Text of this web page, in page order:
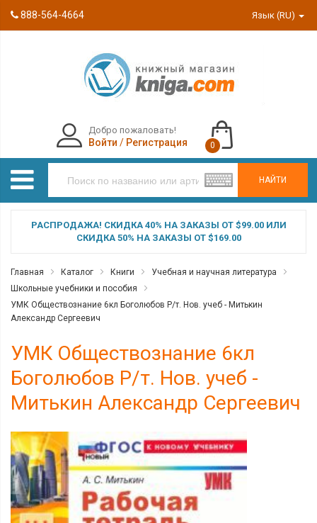
888-564-4664 Язык (RU)
НАЙТИ
Добро пожаловать!
Войти / Регистрация 0
РАСПРОДАЖА! СКИДКА 40% НА ЗАКАЗЫ ОТ $99.00 ИЛИ
СКИДКА 50% НА ЗАКАЗЫ ОТ $169.00
Главная Каталог Книги
Учебная и научная литература
Школьные учебники и пособия
УМК Обществознание 6кл Боголюбов Р/т. Нов. учеб - Митькин
Александр Сергеевич
УМК Обществознание 6кл
Боголюбов Р/т. Нов. учеб -
Митькин Александр Сергеевич